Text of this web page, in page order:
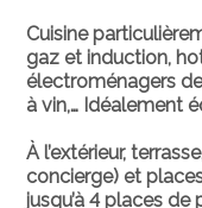
Cuisine
gaz et induction,
électroménagers
à vin,… Idéalement
À l’extérieur,
concierge) et
jusqu’à 4 places